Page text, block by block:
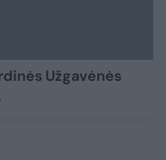
Užgavėnės